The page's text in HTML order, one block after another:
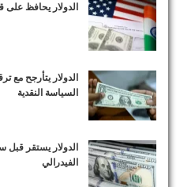
الدولار يحافظ على
الدولار يتأرجح مع
السياسة النقدية
الدولار يستقر
الفيدرالي